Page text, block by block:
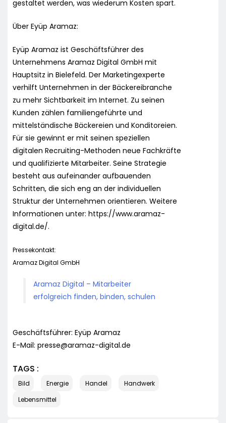
gestaltet werden, was wiederum Kosten spart.
Über Eyüp Aramaz:
Eyüp Aramaz ist Geschäftsführer des
Unternehmens Aramaz Digital GmbH mit
Hauptsitz in Bielefeld. Der Marketingexperte
verhilft Unternehmen in der Bäckereibranche
zu mehr Sichtbarkeit im Internet. Zu seinen
Kunden zählen familiengeführte und
mittelständische Bäckereien und Konditoreien.
Für sie gewinnt er mit seinen speziellen
digitalen Recruiting-Methoden neue Fachkräfte
und qualifizierte Mitarbeiter. Seine Strategie
besteht aus aufeinander aufbauenden
Schritten, die sich eng an der individuellen
Struktur der Unternehmen orientieren. Weitere
Informationen unter: https://www.aramaz-
digital.de/.
Pressekontakt:
Aramaz Digital GmbH
Aramaz Digital – Mitarbeiter
erfolgreich finden, binden, schulen
Geschäftsführer: Eyüp Aramaz
E-Mail: presse@aramaz-digital.de
TAGS :
Bild Energie Handel
Handwerk
Lebensmittel